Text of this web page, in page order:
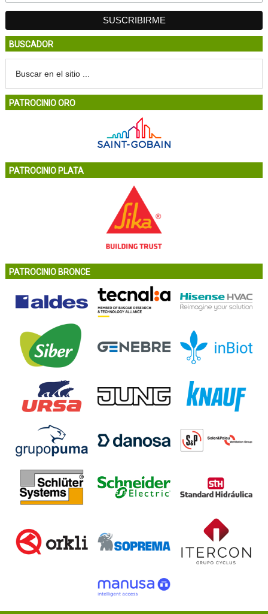
BUSCADOR
PATROCINIO ORO
PATROCINIO PLATA
PATROCINIO BRONCE